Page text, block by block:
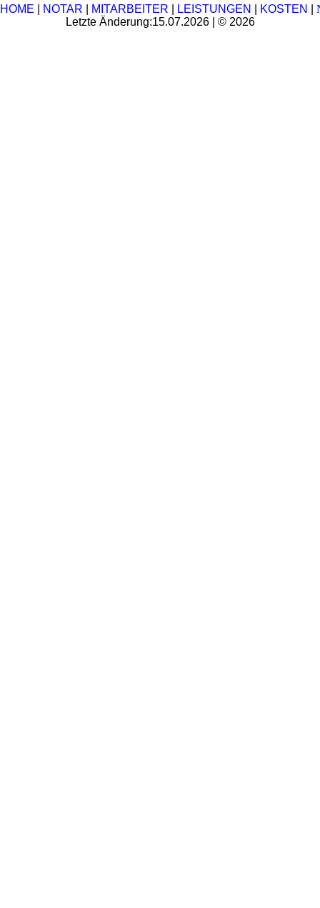
HOME NOTAR MITARBEITER LEISTUNGEN KOSTEN
Letzte Änderung:15.07.2026 | © 2026